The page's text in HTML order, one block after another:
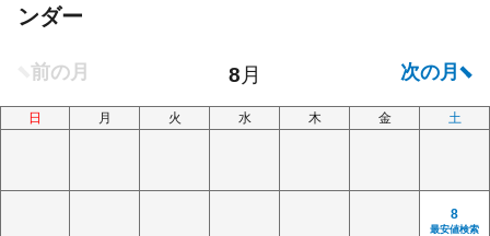
ンダー
日 月 火 水 木 金 土
8
最安値検索